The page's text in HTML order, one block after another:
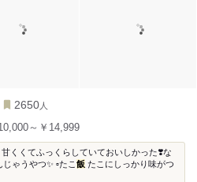
2650 人
～￥14,999
くくてふっくらしていておいしかった❣️な
ゃうやつ✨ ▫️たこ 飯 たこにしっかり味がつ